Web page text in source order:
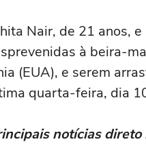
Nair, de 21 anos,
à beira-
(EUA), e serem
quarta-feira, dia
notícias